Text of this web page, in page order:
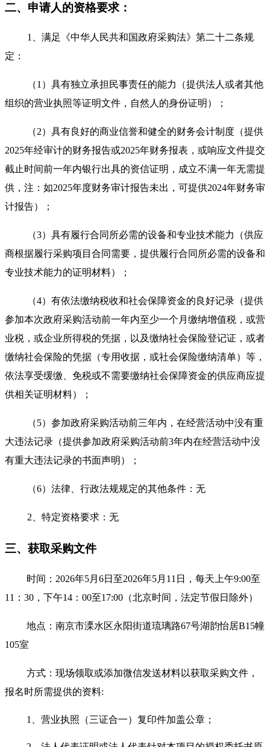
二、申请人的资格要求：
1、满足《中华人民共和国政府采购法》第二十二条规
定：
（1）具有独立承担民事责任的能力（提供法人或者其他
组织的营业执照等证明文件，自然人的身份证明）；
（2）具有良好的商业信誉和健全的财务会计制度（提供
2025年经审计的财务报告或2025年财务报表，或响应文件提交
截止时间前一年内银行出具的资信证明，成立不满一年无需提
供，注：如2025年度财务审计报告未出，可提供2024年财务审
计报告）；
（3）具有履行合同所必需的设备和专业技术能力（供应
商根据履行采购项目合同需要，提供履行合同所必需的设备和
专业技术能力的证明材料）；
（4）有依法缴纳税收和社会保障资金的良好记录（提供
参加本次政府采购活动前一年内至少一个月缴纳增值税，或营
业税，或企业所得税的凭据，以及缴纳社会保险登记证，或者
缴纳社会保险的凭据（专用收据，或社会保险缴纳清单）等，
依法享受缓缴、免税或不需要缴纳社会保障资金的供应商应提
供相关证明材料）；
（5）参加政府采购活动前三年内，在经营活动中没有重
大违法记录（提供参加政府采购活动前3年内在经营活动中没
有重大违法记录的书面声明）；
（6）法律、行政法规规定的其他条件：无
2、特定资格要求：无
三、获取采购文件
时间： 2026年5月 6日至2026年5月 11 日 ，每天上午9:00至
11：30，下午14：00至17:00（北京时间，法定节假日除外）
地点： 南京市溧水区永阳街道琉璃路67号湖韵怡居B15幢
105室
方式：现场领取或添加微信发送材料以获取采购文件，
报名时所需提供的资料:
1、营业执照（三证合一）复印件加盖公章；